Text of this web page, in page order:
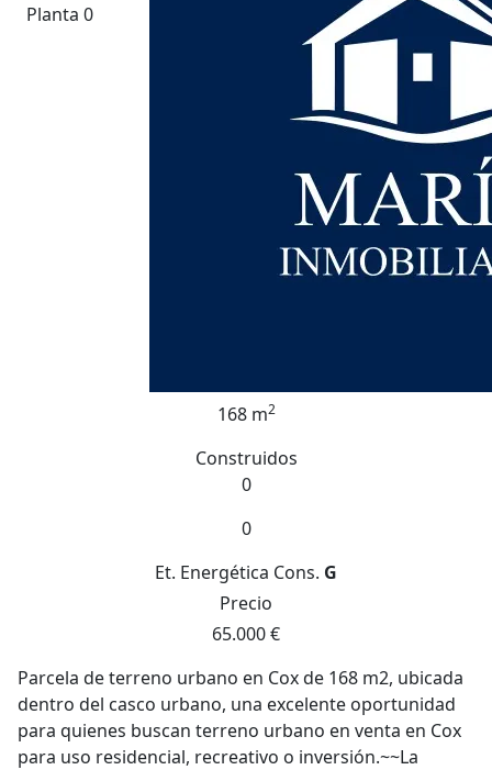
Planta 0
168 m2
Construidos
0
0
Et. Energética Cons. G
Precio
65.000 €
Parcela de terreno urbano en Cox de 168 m2, ubicada
dentro del casco urbano, una excelente oportunidad
para quienes buscan terreno urbano en venta en Cox
para uso residencial, recreativo o inversión.~~La